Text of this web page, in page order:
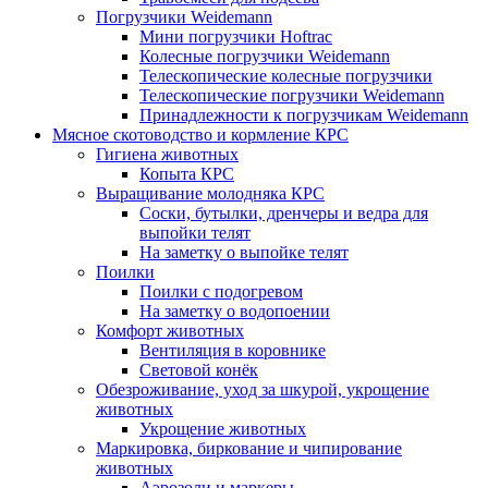
Погрузчики Weidemann
Мини погрузчики Hoftraс
Колесные погрузчики Weidemann
Телескопические колесные погрузчики
Телескопические погрузчики Weidemann
Принадлежности к погрузчикам Weidemann
Мясное скотоводство и кормление КРС
Гигиена животных
Копыта КРС
Выращивание молодняка КРС
Соски, бутылки, дренчеры и ведра для
выпойки телят
На заметку о выпойке телят
Поилки
Поилки с подогревом
На заметку о водопоении
Комфорт животных
Вентиляция в коровнике
Световой конёк
Обезроживание, уход за шкурой, укрощение
животных
Укрощение животных
Маркировка, биркование и чипирование
животных